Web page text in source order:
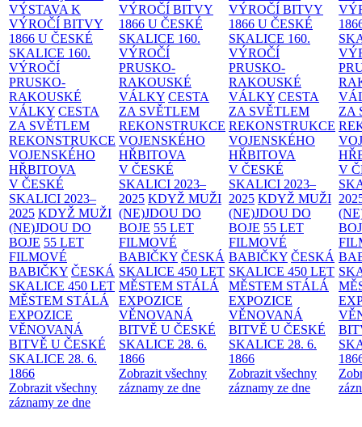
VÝSTAVA K
VÝROČÍ BITVY
1866 U ČESKÉ
SKALICE 160.
VÝROČÍ
PRUSKO-
RAKOUSKÉ
VÁLKY CESTA
ZA SVĚTLEM
REKONSTRUKCE
VOJENSKÉHO
HŘBITOVA
V ČESKÉ
SKALICI 2023–
2025 KDYŽ MUŽI
(NE)JDOU DO
BOJE 55 LET
FILMOVÉ
BABIČKY ČESKÁ
SKALICE 450 LET
MĚSTEM STÁLÁ
EXPOZICE
VĚNOVANÁ
BITVĚ U ČESKÉ
SKALICE 28. 6.
1866
Zobrazit všechny
záznamy ze dne
VÝROČÍ BITVY
1866 U ČESKÉ
SKALICE 160.
VÝROČÍ
PRUSKO-
RAKOUSKÉ
VÁLKY CESTA
ZA SVĚTLEM
REKONSTRUKCE
VOJENSKÉHO
HŘBITOVA
V ČESKÉ
SKALICI 2023–
2025 KDYŽ MUŽI
(NE)JDOU DO
BOJE 55 LET
FILMOVÉ
BABIČKY ČESKÁ
SKALICE 450 LET
MĚSTEM STÁLÁ
EXPOZICE
VĚNOVANÁ
BITVĚ U ČESKÉ
SKALICE 28. 6.
1866
Zobrazit všechny
záznamy ze dne
VÝROČÍ BITVY
1866 U ČESKÉ
SKALICE 160.
VÝROČÍ
PRUSKO-
RAKOUSKÉ
VÁLKY CESTA
ZA SVĚTLEM
REKONSTRUKCE
VOJENSKÉHO
HŘBITOVA
V ČESKÉ
SKALICI 2023–
2025 KDYŽ MUŽI
(NE)JDOU DO
BOJE 55 LET
FILMOVÉ
BABIČKY ČESKÁ
SKALICE 450 LET
MĚSTEM STÁLÁ
EXPOZICE
VĚNOVANÁ
BITVĚ U ČESKÉ
SKALICE 28. 6.
1866
Zobrazit všechny
záznamy ze dne
ZA
V